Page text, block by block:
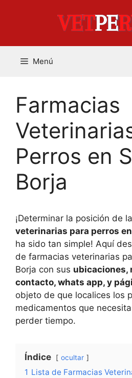
Menú
Farmacias
Perros en
Borja
¡Determinar la posición de
veterinarias para perros
ha sido tan simple! Aquí
de farmacias veterinarias
Borja con sus ubicaciones,
contacto, whats app, y
objeto de que localices los
medicamentos que
perder tiempo.
Índice ocultar
1 Lista de Farmacias